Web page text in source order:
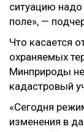
ситуацию
поле», —
Что касается
охраняемых
Минприроды
кадастровый
«Сегодня
изменения в